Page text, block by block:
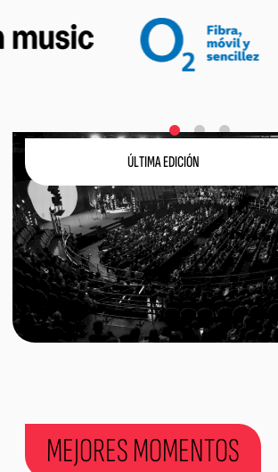
ÚLTIMA EDICIÓN
MEJORES MOMENTOS